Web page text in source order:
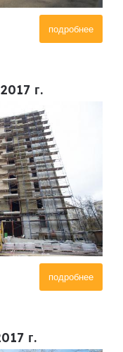
подробнее
г.
подробнее
г.